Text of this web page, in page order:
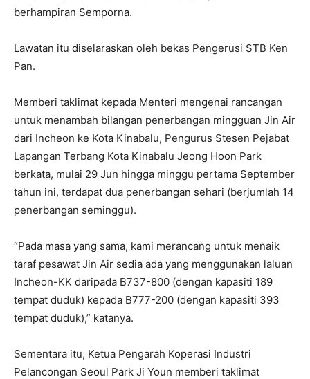
berhampiran Semporna.
Lawatan itu diselaraskan oleh bekas Pengerusi STB Ken
Pan.
Memberi taklimat kepada Menteri mengenai rancangan
untuk menambah bilangan penerbangan mingguan Jin Air
dari Incheon ke Kota Kinabalu, Pengurus Stesen Pejabat
Lapangan Terbang Kota Kinabalu Jeong Hoon Park
berkata, mulai 29 Jun hingga minggu pertama September
tahun ini, terdapat dua penerbangan sehari (berjumlah 14
penerbangan seminggu).
“Pada masa yang sama, kami merancang untuk menaik
taraf pesawat Jin Air sedia ada yang menggunakan laluan
Incheon-KK daripada B737-800 (dengan kapasiti 189
tempat duduk) kepada B777-200 (dengan kapasiti 393
tempat duduk),” katanya.
Sementara itu, Ketua Pengarah Koperasi Industri
Pelancongan Seoul Park Ji Youn memberi taklimat